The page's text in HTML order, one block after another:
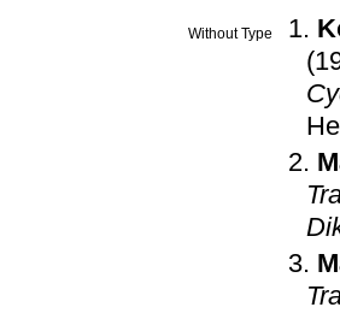
Without Type